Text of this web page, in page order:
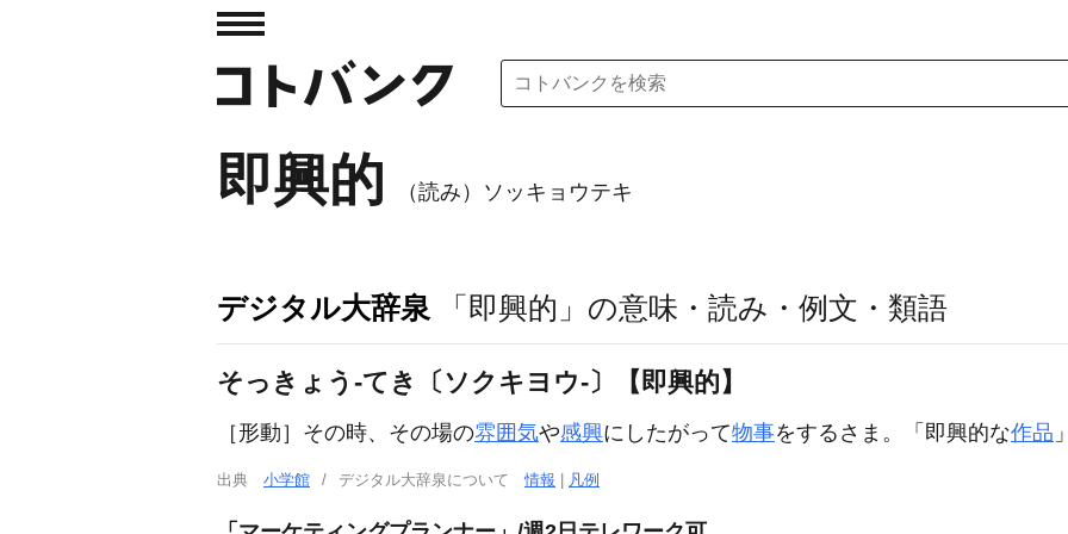
即興的 （読み）ソッキョウテキ
デジタル大辞泉 「即興的」の意味・読み・例文・類語
そっきょう‐てき〔ソクキヨウ‐〕【即興的】
［形動］ その時、その場の雰囲気や感興にしたがって物事をするさま。「 即興的な作品 」
出典 小学館 デジタル大辞泉について情報 凡例